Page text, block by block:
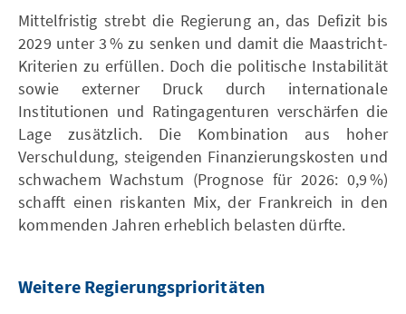
Mittelfristig strebt die Regierung an, das Defizit bis
2029 unter 3 % zu senken und damit die Maastricht-
Kriterien zu erfüllen. Doch die politische Instabilität
sowie externer Druck durch internationale
Institutionen und Ratingagenturen verschärfen die
Lage zusätzlich. Die Kombination aus hoher
Verschuldung, steigenden Finanzierungskosten und
schwachem Wachstum (Prognose für 2026: 0,9 %)
schafft einen riskanten Mix, der Frankreich in den
kommenden Jahren erheblich belasten dürfte.
Weitere Regierungsprioritäten